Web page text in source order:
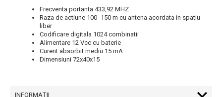
Frecventa portanta 433,92 MHZ
Raza de actiune 100 -150 m cu antena acordata in spatiu
liber
Codificare digitala 1024 combinatii
Alimentare 12 Vcc cu baterie
Curent absorbit mediu 15 mA
Dimensiuni 72x40x15
INFORMAŢII